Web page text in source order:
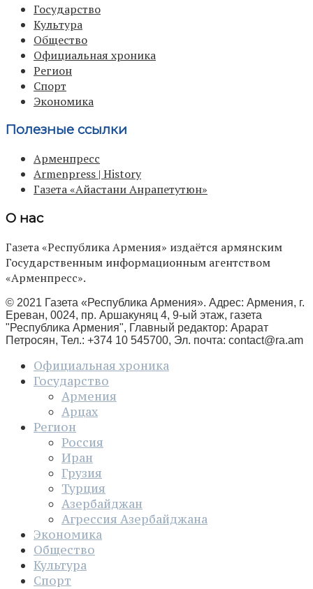
Государство
Культура
Общество
Официальная хроника
Регион
Спорт
Экономика
Полезные ссылки
Арменпресс
Armenpress | History
Газета «Айастани Анрапетутюн»
О нас
Газета «Республика Армения» издаётся армянским
Государственным информационным агентством
«Арменпресс».
© 2021 Газета «Республика Армения». Адрес: Армения, г.
Ереван, 0024, пр. Аршакуняц 4, 9-ый этаж, газета
"Республика Армения", Главный редактор: Арарат
Петросян, Тел.: +374 10 545700, Эл. почта: contact@ra.am
Официальная хроника
Государство
Армения
Арцах
Регион
Россия
Иран
Грузия
Турция
Азербайджан
Агрессия Азербайджана
Экономика
Общество
Культура
Спорт